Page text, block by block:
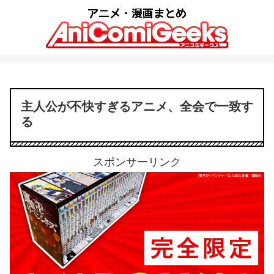
主人公が不快すぎるアニメ、全会で一致す
る
スポンサーリンク